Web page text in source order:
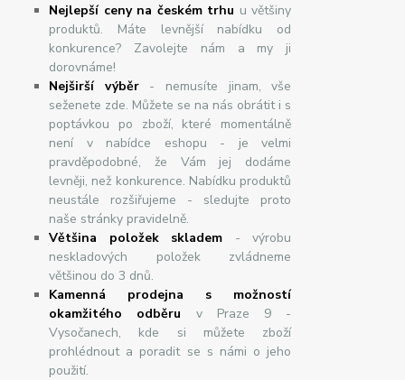
Nejlepší ceny na českém trhu u většiny
produktů. Máte levnější nabídku od
konkurence? Zavolejte nám a my ji
dorovnáme!
Nejširšívýběr- nemusíte jinam, vše
seženete zde. Můžete se na nás obrátit i s
poptávkou po zboží, které momentálně
není v nabídce eshopu - je velmi
pravděpodobné, že Vám jej dodáme
levněji, než konkurence. Nabídku produktů
neustále rozšiřujeme - sledujte proto
naše stránky pravidelně.
Většina položek skladem - výrobu
neskladových položek zvládneme
většinou do 3 dnů.
Kamenná prodejna s možností
okamžitého odběru v Praze 9 -
Vysočanech, kde si můžete zboží
prohlédnout a poradit se s námi o jeho
použití.